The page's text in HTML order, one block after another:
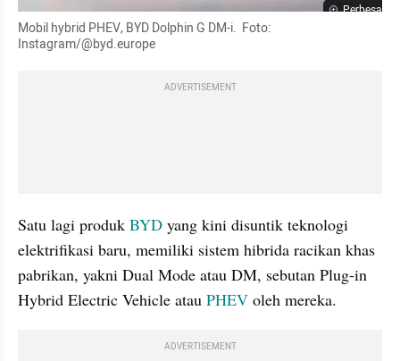
Perbesar
Mobil hybrid PHEV, BYD Dolphin G DM-i.  Foto:
Instagram/@byd.europe
ADVERTISEMENT
Satu lagi produk BYD yang kini disuntik teknologi
elektrifikasi baru, memiliki sistem hibrida racikan khas
pabrikan, yakni Dual Mode atau DM, sebutan Plug-in
Hybrid Electric Vehicle atau PHEV oleh mereka.
ADVERTISEMENT